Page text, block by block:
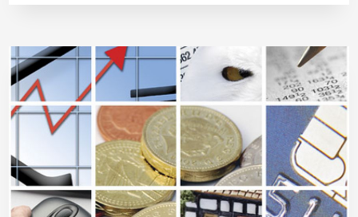
24 Mai 2018 - Réf: BW25437